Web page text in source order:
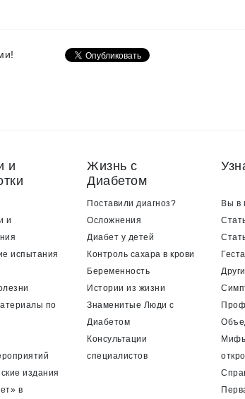
и
и
испытания
по
издания
в
Жизнь с
Диабетом
Поставили диагноз?
Осложнения
Диабет у детей
Контроль сахара в крови
Беременность
Истории из жизни
Знаменитые Люди с
Диабетом
Консультации
специалистов
Вы в